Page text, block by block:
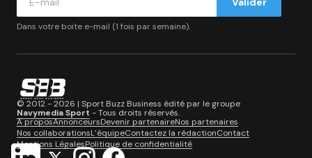
Dans votre boite e-mail (1 fois par semaine).
© 2012 - 2026 | Sport Buzz Business édité par le groupe
Navymedia Sport - Tous droits réservés.
A proposAnnonceursDevenir partenaireNos partenaires
Nos collaborationsL’équipeContactez la rédactionContact
Mentions LégalesPolitique de confidentialité